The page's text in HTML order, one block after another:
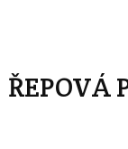
ŘEPOVÁ